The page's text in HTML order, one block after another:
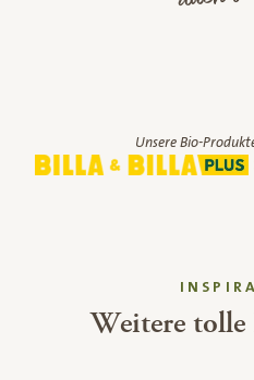
Unsere Bio-
Weitere tolle